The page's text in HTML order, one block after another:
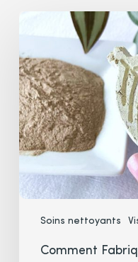
Soins nettoyants
Un
Nettoyant
Visage
Solide
?
Comment